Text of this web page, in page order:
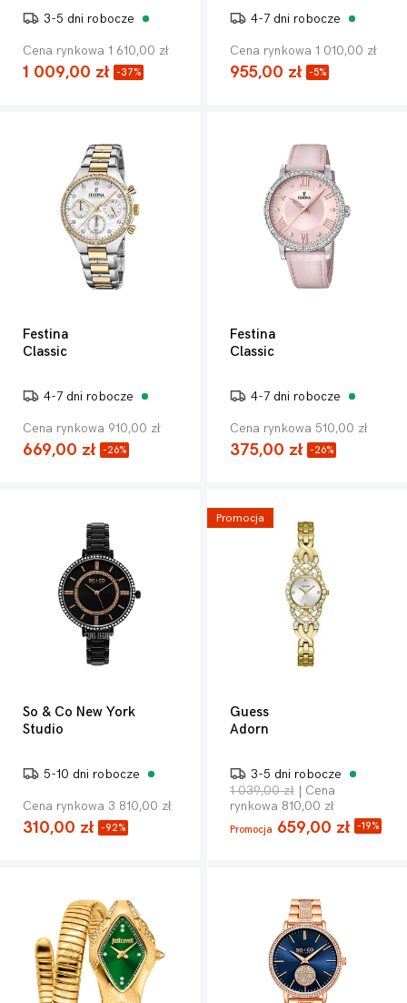
3-5 dni robocze
Cena rynkowa 1 610,00 zł
1 009,00 zł -37%
4-7 dni robocze
Cena rynkowa 1 010,00 zł
955,00 zł -5%
Festina
Classic
4-7 dni robocze
Cena rynkowa 910,00 zł
669,00 zł -26%
Festina
Classic
4-7 dni robocze
Cena rynkowa 510,00 zł
375,00 zł -26%
So & Co New York
Studio
5-10 dni robocze
Cena rynkowa 3 810,00 zł
310,00 zł -92%
Promocja
Guess
Adorn
3-5 dni robocze
1 039,00 zł | Cena
rynkowa 810,00 zł
Promocja 659,00 zł -19%